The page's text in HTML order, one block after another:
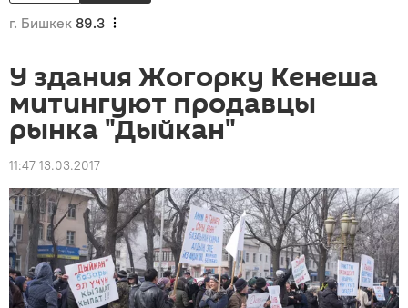
г. Бишкек 89.3
У здания Жогорку Кенеша
митингуют продавцы
рынка "Дыйкан"
11:47 13.03.2017